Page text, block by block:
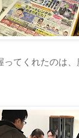
ってくれたのは、